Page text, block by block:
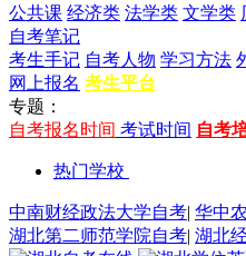
公共课 经济类 法学类 文学类
自考笔记
考生手记 自考人物 学习方法
网上报名 考生平台
专题：
自考报名时间 考试时间 自考
热门学校
中南财经政法大学自考| 华中
湖北第二师范学院自考| 湖北